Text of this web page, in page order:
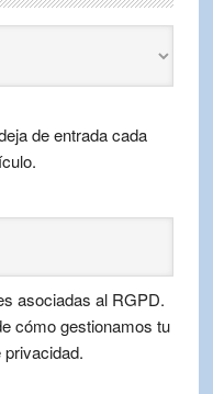
de entrada cada
asociadas al RGPD.
cómo gestionamos tu